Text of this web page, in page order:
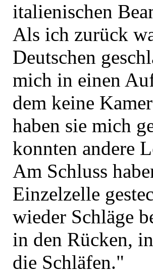
italienischen
Als ich zurück
Deutschen
mich in einen
dem keine
haben sie mich
konnten andere
Am Schluss
Einzelzelle
wieder Schläge
in den Rücken,
die Schläfen."